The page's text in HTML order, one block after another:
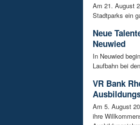
Am 21. August
Stadtparks ein
Neue
Neuwied
In Neuwied
Laufbahn bei
VR Bank
Am 5. August
ihre